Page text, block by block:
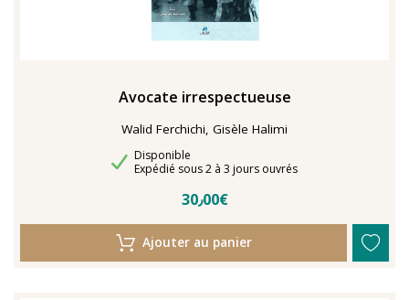
Avocate irrespectueuse
Walid Ferchichi, Gisèle Halimi
Disponibilité
Disponible
Délais de livraison
Expédié sous 2 à 3 jours ouvrés
30٫00€
Ajouter au panier